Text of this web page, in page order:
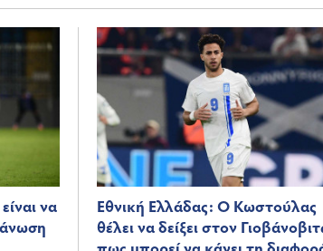
να
Εθνική Ελλάδας: Ο Κωστούλας
θέλει να δείξει στον